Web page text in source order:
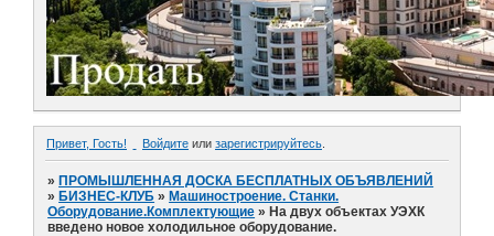
Привет, Гость! Войдите или зарегистрируйтесь
»ПРОМЫШЛЕННАЯ ДОСКА БЕСПЛАТНЫХ ОБЪЯВЛЕНИЙ
»БИЗНЕС-КЛУБ »Машиностроение. Станки.
Оборудование.Комплектующие »На двух объектах УЭХК
введено новое холодильное оборудование.